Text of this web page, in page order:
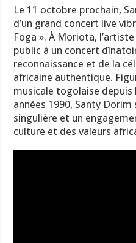
Dorim,
d’un
parcours
vibrant
féminin
pluriel
Le 11 octobre prochain,
d’un grand concert live
Foga ». À Moriota,
public à un concert
reconnaissance et de la
africaine authentique.
musicale togolaise
années 1990, Santy
singulière et un
culture et des valeurs